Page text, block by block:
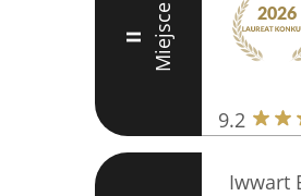
II Miejsce
9.2
Iwwart